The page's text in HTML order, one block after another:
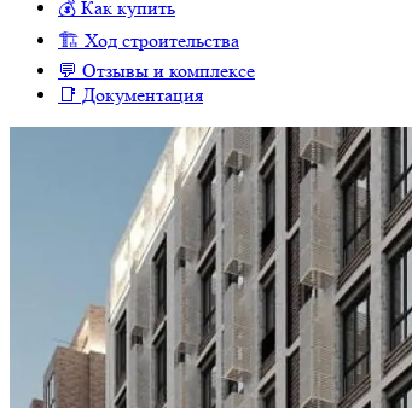
💰 Как купить
🏗 Ход строительства
💬 Отзывы и комплексе
📑 Документация